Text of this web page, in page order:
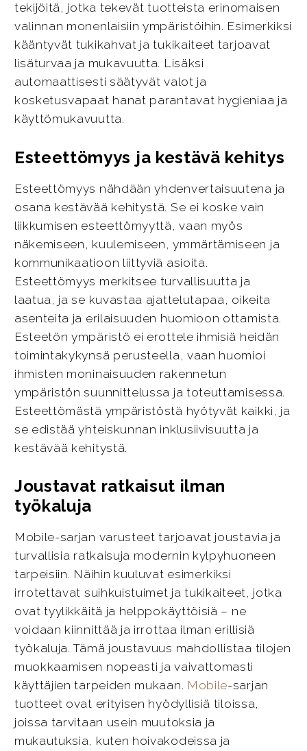
tekijöitä, jotka tekevät tuotteista erinomaisen
valinnan monenlaisiin ympäristöihin. Esimerkiksi
kääntyvät tukikahvat ja tukikaiteet tarjoavat
lisäturvaa ja mukavuutta. Lisäksi
automaattisesti säätyvät valot ja
kosketusvapaat hanat parantavat hygieniaa ja
käyttömukavuutta.
Esteettömyys ja kestävä kehitys
Esteettömyys nähdään yhdenvertaisuutena ja
osana kestävää kehitystä. Se ei koske vain
liikkumisen esteettömyyttä, vaan myös
näkemiseen, kuulemiseen, ymmärtämiseen ja
kommunikaatioon liittyviä asioita.
Esteettömyys merkitsee turvallisuutta ja
laatua, ja se kuvastaa ajattelutapaa, oikeita
asenteita ja erilaisuuden huomioon ottamista.
Esteetön ympäristö ei erottele ihmisiä heidän
toimintakykynsä perusteella, vaan huomioi
ihmisten moninaisuuden rakennetun
ympäristön suunnittelussa ja toteuttamisessa.
Esteettömästä ympäristöstä hyötyvät kaikki, ja
se edistää yhteiskunnan inklusiivisuutta ja
kestävää kehitystä.
Joustavat ratkaisut ilman
työkaluja
Mobile-sarjan varusteet tarjoavat joustavia ja
turvallisia ratkaisuja modernin kylpyhuoneen
tarpeisiin. Näihin kuuluvat esimerkiksi
irrotettavat suihkuistuimet ja tukikaiteet, jotka
ovat tyylikkäitä ja helppokäyttöisiä – ne
voidaan kiinnittää ja irrottaa ilman erillisiä
työkaluja. Tämä joustavuus mahdollistaa tilojen
muokkaamisen nopeasti ja vaivattomasti
käyttäjien tarpeiden mukaan. Mobile-sarjan
tuotteet ovat erityisen hyödyllisiä tiloissa,
joissa tarvitaan usein muutoksia ja
mukautuksia, kuten hoivakodeissa ja